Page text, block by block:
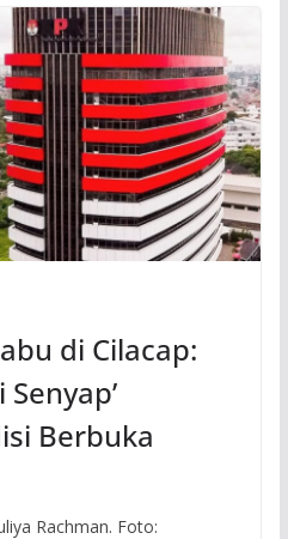
di Cilacap:
Berbuka
Rachman. Foto: